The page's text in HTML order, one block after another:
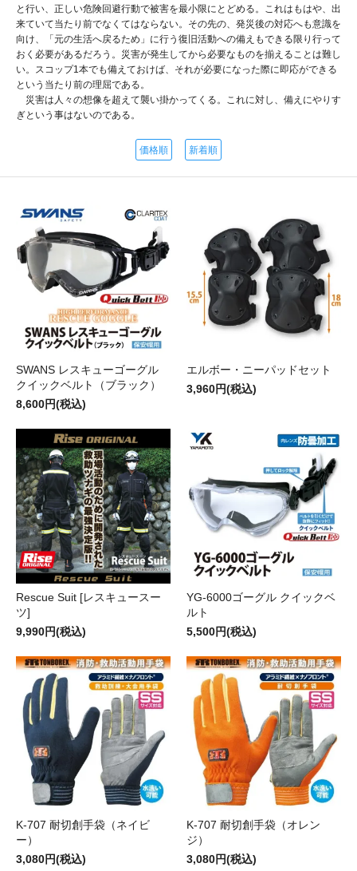
と行い、正しい危険回避行動で被害を最小限にとどめる。これはもはや、出
来ていて当たり前でなくてはならない。その先の、発災後の対応へも意識を
向け、「元の生活へ戻るため」に行う復旧活動への備えもできる限り行って
おく必要があるだろう。災害が発生してから必要なものを揃えることは難し
い。スコップ1本でも備えておけば、それが必要になった際に即応ができる
という当たり前の理屈である。
災害は人々の想像を超えて襲い掛かってくる。これに対し、備えにやりす
ぎという事はないのである。
価格順 新着順
SWANS レスキューゴーグル
クイックベルト（ブラック）
8,600円(税込)
エルボー・ニーパッドセット
3,960円(税込)
Rescue Suit [レスキュースー
ツ]
9,990円(税込)
YG-6000ゴーグル クイックベ
ルト
5,500円(税込)
K-707 耐切創手袋（ネイビ
ー）
3,080円(税込)
K-707 耐切創手袋（オレン
ジ）
3,080円(税込)